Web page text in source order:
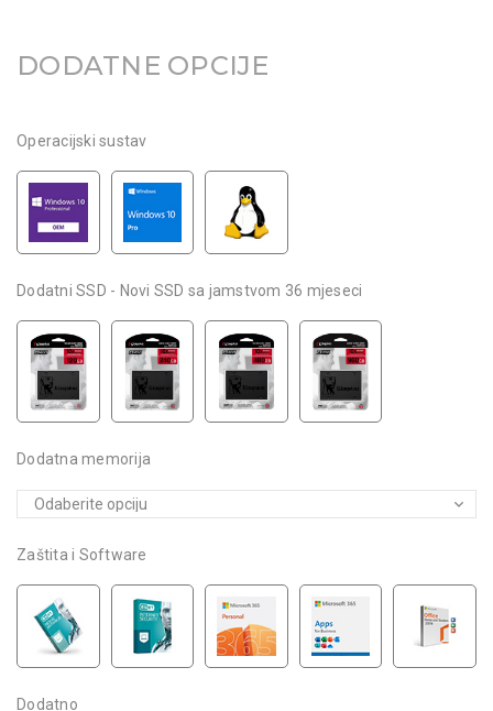
DODATNE OPCIJE
Operacijski sustav
Dodatni SSD - Novi SSD sa jamstvom 36 mjeseci
Dodatna memorija
Zaštita i Software
Dodatno